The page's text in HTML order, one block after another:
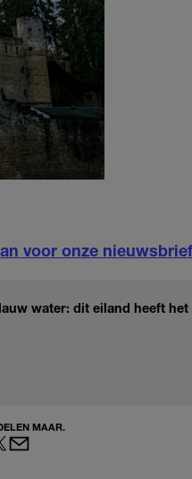
voor onze nieuwsbrief
water: dit eiland heeft
MAAR.